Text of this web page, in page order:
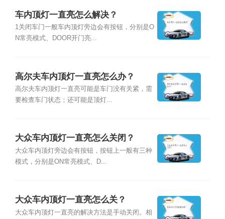
车内顶灯一直亮怎么解决？
1关闭车门一般车内顶灯旁边会有按钮，分别是O
N常亮模式、DOOR开门亮...
高尔夫车内顶灯一直亮怎么办？
高尔夫车内顶灯一直亮可能是车门没有关紧，需
要检查车门状态；还可能是顶灯...
大众车内顶灯一直亮怎么关闭？
大众车内顶灯旁边会有按钮，按钮上一般有三种
模式，分别是ON常亮模式、D...
大众车内顶灯一直亮怎么关？
大众车内顶灯一直亮的解决方法是手动关闭。相